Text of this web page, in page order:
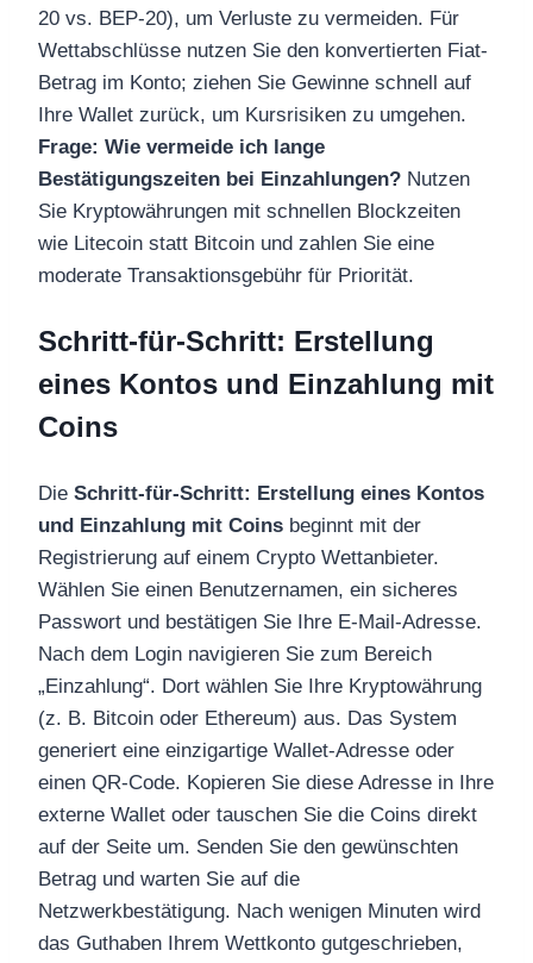
20 vs. BEP-20), um Verluste zu vermeiden. Für
Wettabschlüsse nutzen Sie den konvertierten Fiat-
Betrag im Konto; ziehen Sie Gewinne schnell auf
Ihre Wallet zurück, um Kursrisiken zu umgehen.
Frage: Wie vermeide ich lange
Bestätigungszeiten bei Einzahlungen? Nutzen
Sie Kryptowährungen mit schnellen Blockzeiten
wie Litecoin statt Bitcoin und zahlen Sie eine
moderate Transaktionsgebühr für Priorität.
Schritt-für-Schritt: Erstellung
eines Kontos und Einzahlung mit
Coins
Die Schritt-für-Schritt: Erstellung eines Kontos
und Einzahlung mit Coins beginnt mit der
Registrierung auf einem Crypto Wettanbieter.
Wählen Sie einen Benutzernamen, ein sicheres
Passwort und bestätigen Sie Ihre E-Mail-Adresse.
Nach dem Login navigieren Sie zum Bereich
„Einzahlung“. Dort wählen Sie Ihre Kryptowährung
(z. B. Bitcoin oder Ethereum) aus. Das System
generiert eine einzigartige Wallet-Adresse oder
einen QR-Code. Kopieren Sie diese Adresse in Ihre
externe Wallet oder tauschen Sie die Coins direkt
auf der Seite um. Senden Sie den gewünschten
Betrag und warten Sie auf die
Netzwerkbestätigung. Nach wenigen Minuten wird
das Guthaben Ihrem Wettkonto gutgeschrieben,